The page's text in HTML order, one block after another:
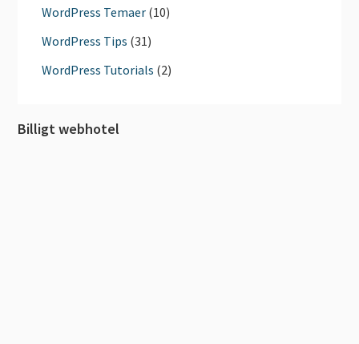
WordPress Temaer (10)
WordPress Tips (31)
WordPress Tutorials (2)
Billigt webhotel